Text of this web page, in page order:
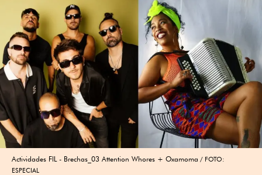
Actividades FIL - Brechas_03 Attention Whores + Oxamoma
FOTO:
ESPECIAL